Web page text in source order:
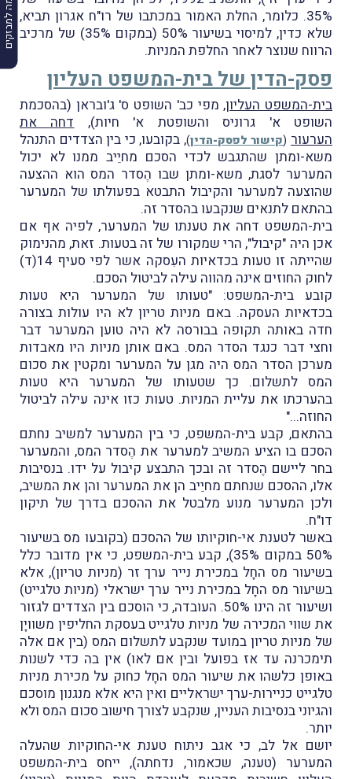
35%. כלומר, החלת האמור במכתבו של רו"ח אגרון תביא,
שלא כדין, למיסוי בשיעור 50% (במקום 35%) של מרכיב
הרווח שנוצר לאחר החלפת המניות.
פסק-הדין של בית-המשפט העליון
בית-המשפט העליון, מפי כב' השופט ס' ג'ובראן (בהסכמת
השופט א' גרוניס והשופטת א' חיות), דחה את
הערעור (קישור לפסק-הדין), בקובעו, כי בין הצדדים התנהל
משא-ומתן שהתגבש לכדי הסכם מחיֵיב ממנו לא יכול
המערער לסגת, משא-ומתן שבו הֶסדר המס הוא ההצעה
שהוצעה למערער והקיבול התבטא בפעולתו של המערער
בהתאם לתנאים שנקבעו בהסדר זה.
בית-המשפט דחה את טענתו של המערער, לפיה אף אם
אכן היה "קיבול", הרי שמקורו של זה בטעות. זאת, מהנימוק
שהייתה זו טעות בכדאיות העִסקה אשר לפי סעיף 14(ד)
לחוק החוזים אינה מהווה עילה לביטול הסכם.
קובע בית-המשפט: "טעותו של המערער היא טעות
בכדאיות העסקה. באם מניות טריון לא היו עולות בצורה
חדה באותה תקופה בבורסה לא היה טוען המערער דבר
וחצי דבר כנגד הסדר המס. באם אותן מניות היו מאבדות
מערכן הסדר המס היה מגן על המערער ומקטין את סכום
המס לתשלום. כך שטעותו של המערער היא טעות
בהערכתו את עליית המניות. טעות כזו אינה עילה לביטול
החוזה..."
בהתאם, קבע בית-המשפט, כי בין המערער למשיב נחתם
הסכם בו הציע המשיב למערער את הֶסדר המס, והמערער
בחר ליישם הֶסדר זה ובכך התבצע קיבול על ידו. בנסיבות
אלו, ההסכם שנחתם מחיֵיב הן את המערער והן את המשיב,
ולכן המערער מנוע מלבטל את ההסכם בדרך של תיקון
דו"ח.
באשר לטענת אי-חוקיותו של ההסכם (בקובעו מס בשיעור
50% במקום 35%), קבע בית-המשפט, כי אין מדובר כלל
בשיעור מס החָל במכירת נייר ערך זר (מניות טריון), אלא
בשיעור מס החָל במכירת נייר ערך ישראלי (מניות טלגייט)
ושיעור זה הינו 50%. העובדה, כי הוסכם בין הצדדים לגזור
את שווי המכירה של מניות טלגייט בעסקת החליפין משוויָן
של מניות טריון במועד שנקבע לתשלום המס (בין אם אלה
תימכרנה עד אז בפועל ובין אם לאו) אין בה כדי לשנות
באופן כלשהו את שיעור המס החָל כחוק על מכירת מניות
טלגייט כניירות-ערך ישראליים ואין היא אלא מנגנון מוסכם
והגיוני בנסיבות העניין, שנקבע לצורך חישוב סכום המס ולא
יותר.
יושם אל לב, כי אגב ניתוח טענת אי-החוקיות שהעלה
המערער (טענה, שכאמור, נדחתה), ייחס בית-המשפט